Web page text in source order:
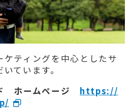
ティングを中心としたサ
ています。
ホームぺージ https://